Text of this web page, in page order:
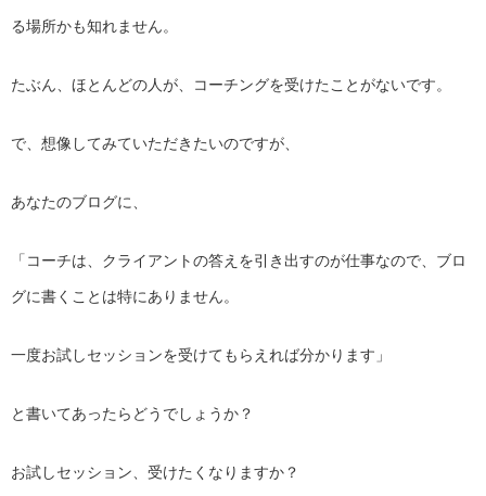
る場所かも知れません。
たぶん、ほとんどの人が、コーチングを受けたことがないです。
で、想像してみていただきたいのですが、
あなたのブログに、
「コーチは、クライアントの答えを引き出すのが仕事なので、ブロ
グに書くことは特にありません。
一度お試しセッションを受けてもらえれば分かります」
と書いてあったらどうでしょうか？
お試しセッション、受けたくなりますか？